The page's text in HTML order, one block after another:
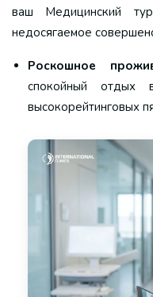
ваш Медицинский
недосягаемое
Роскошное
спокойный
высокорейтинговых